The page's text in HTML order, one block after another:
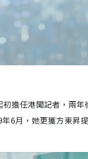
擔任港聞記者，兩年
6月，她更獲方東昇